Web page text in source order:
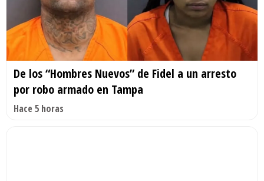
De los “Hombres Nuevos” de Fidel a un arresto
por robo armado en Tampa
Hace 5 horas